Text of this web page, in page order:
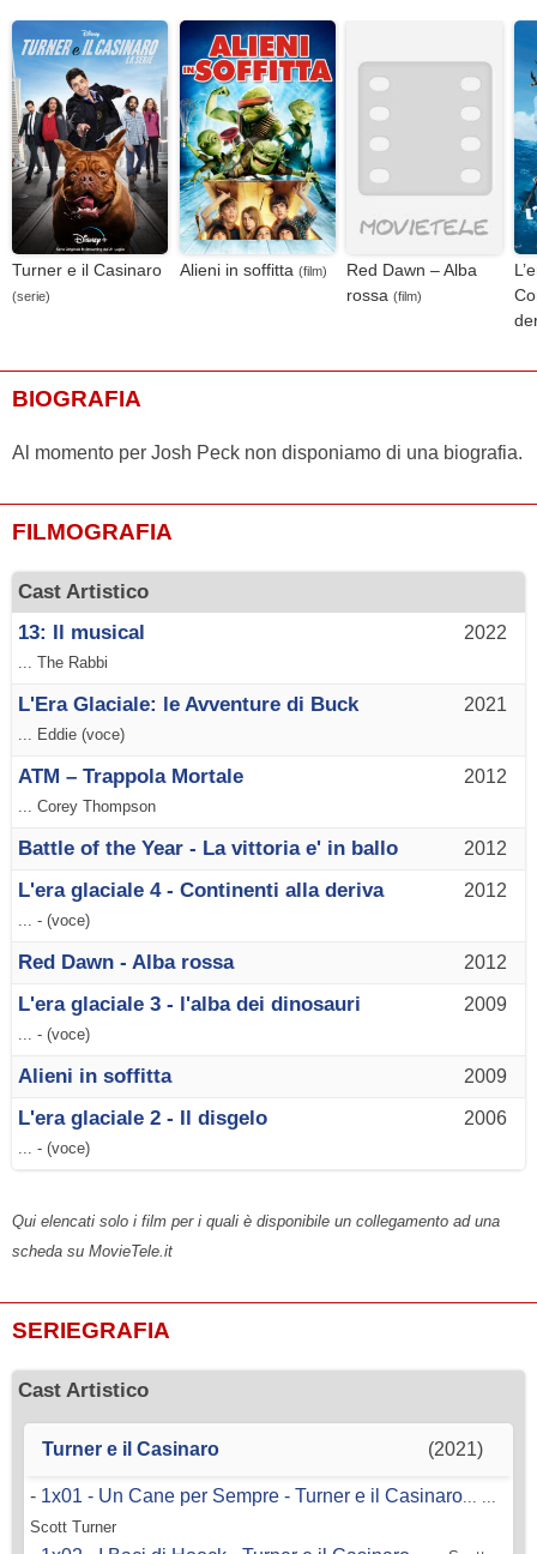
Turner e il Casinaro
(serie)
Alieni in soffitta (film)
Red Dawn – Alba
rossa (film)
BIOGRAFIA
Al momento per Josh Peck non disponiamo di una biografia.
FILMOGRAFIA
Cast Artistico
2022
13: Il musical
... The Rabbi
2021
L'Era Glaciale: le Avventure di Buck
... Eddie (voce)
2012
ATM – Trappola Mortale
... Corey Thompson
2012
Battle of the Year - La vittoria e' in ballo
2012
L'era glaciale 4 - Continenti alla deriva
... - (voce)
2012
Red Dawn - Alba rossa
2009
L'era glaciale 3 - l'alba dei dinosauri
... - (voce)
2009
Alieni in soffitta
2006
L'era glaciale 2 - Il disgelo
... - (voce)
Qui elencati solo i film per i quali è disponibile un collegamento ad una
scheda su MovieTele.it
SERIEGRAFIA
Cast Artistico
Turner e il Casinaro (2021)
- 1x01 - Un Cane per Sempre - Turner e il Casinaro... ...
Scott Turner